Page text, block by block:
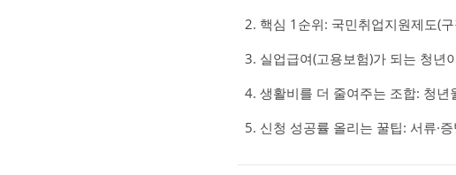
핵심 1순위: 국민취업지원제도(
실업급여(고용보험)가 되는 청년
생활비를 더 줄여주는 조합: 청
신청 성공률 올리는 꿀팁: 서류·